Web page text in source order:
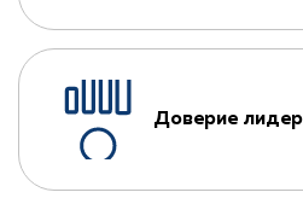
Доверие